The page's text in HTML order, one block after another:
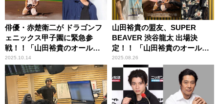
俳優・赤楚衛二が ドラゴンフ
ェニックス甲子園に緊急参
戦！！「山田裕貴のオールナ
イトニッポン ドラゴンフェニ
ックス甲子園」
2025.10.14
山田裕貴の盟友、SUPER
BEAVER 渋谷龍太 出場決
定！！ 「山田裕貴のオールナ
イトニッポン ドラゴンフェニ
ックス甲子園」
2025.08.26